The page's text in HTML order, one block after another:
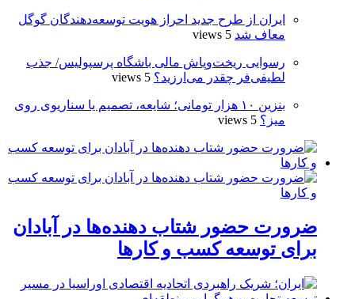
ایران از طرح جدید احراز هویت توسعه‌دهندگان گوگل
معاف شد 5 views
رسوایی ریخت‌وپاش مالی باشگاه پرسپولیس/ جذب
لطیفی‌فر چقدر می‌ارزید؟ 5 views
بنزین ۱۰ هزار تومانی؛ شایعه، تصمیم یا سناریوی روی
میز؟ 5 views
ضرورت حضور شتاب ‌دهنده‌ها در آبادان
برای توسعه کسب‌ و کارها